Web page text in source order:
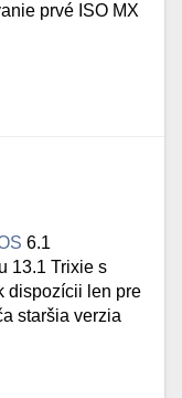
prvé ISO MX
6.1
13.1 Trixie s
dispozícii len pre
staršia verzia